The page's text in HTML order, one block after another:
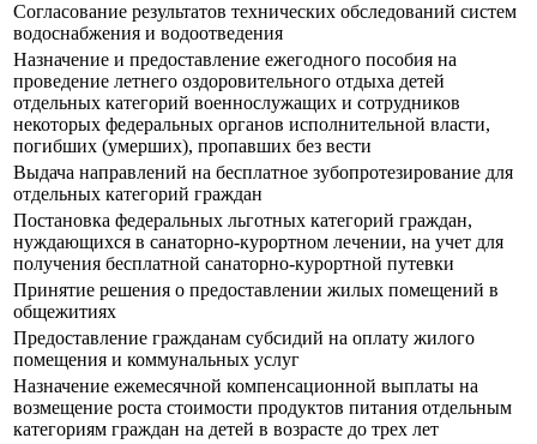
Согласование результатов технических обследований систем
водоснабжения и водоотведения
Назначение и предоставление ежегодного пособия на
проведение летнего оздоровительного отдыха детей
отдельных категорий военнослужащих и сотрудников
некоторых федеральных органов исполнительной власти,
погибших (умерших), пропавших без вести
Выдача направлений на бесплатное зубопротезирование для
отдельных категорий граждан
Постановка федеральных льготных категорий граждан,
нуждающихся в санаторно-курортном лечении, на учет для
получения бесплатной санаторно-курортной путевки
Принятие решения о предоставлении жилых помещений в
общежитиях
Предоставление гражданам субсидий на оплату жилого
помещения и коммунальных услуг
Назначение ежемесячной компенсационной выплаты на
возмещение роста стоимости продуктов питания отдельным
категориям граждан на детей в возрасте до трех лет